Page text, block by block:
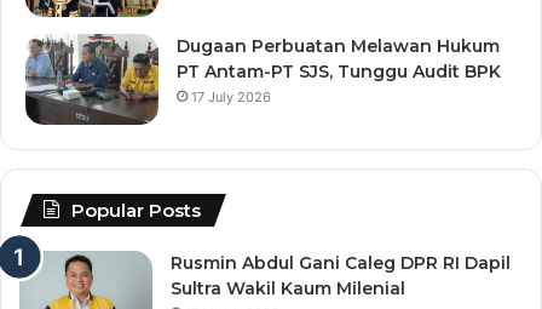
Dugaan Perbuatan Melawan Hukum
PT Antam-PT SJS, Tunggu Audit BPK
17 July 2026
Popular Posts
Rusmin Abdul Gani Caleg DPR RI Dapil
Sultra Wakil Kaum Milenial